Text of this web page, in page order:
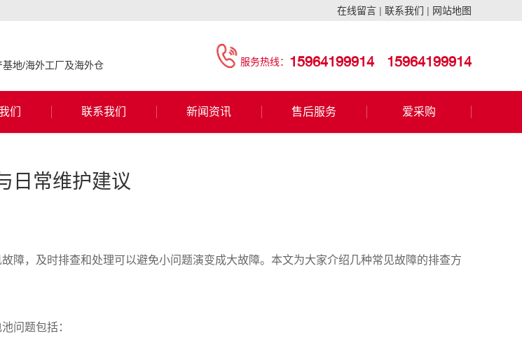
在线留言 | 联系我们 | 网站地图
地/海外工厂及海外仓 服务热线： 15964199914 15964199914
们 联系我们 新闻资讯 售后服务 爱采购
日常维护建议
障，及时排查和处理可以避免小问题演变成大故障。本文为大家介绍几种常见故障的排查方
问题包括：